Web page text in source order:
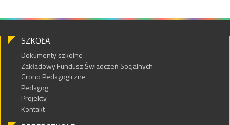
SZKOŁA
Dokumenty szkolne
Zakładowy Fundusz Świadczeń Socjalnych
Grono Pedagogiczne
Pedagog
Projekty
Kontakt